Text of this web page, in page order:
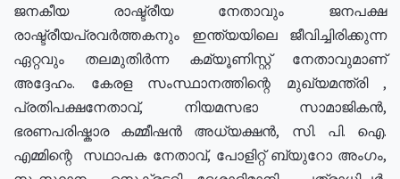
ജനകീയ രാഷ്ട്രീയ നേതാവും ജനപക്ഷ
രാഷ്ട്രീയപ്രവർത്തകനും ഇന്ത്യയിലെ ജീവിച്ചിരിക്കുന്ന
ഏറ്റവും തലമുതിർന്ന കമ്യൂണിസ്റ്റ് നേതാവുമാണ്
അദ്ദേഹം. കേരള സംസ്ഥാനത്തിന്റെ മുഖ്യമന്ത്രി ,
പ്രതിപക്ഷനേതാവ്, നിയമസഭാ സാമാജികൻ,
ഭരണപരിഷ്കാര കമ്മീഷൻ അധ്യക്ഷൻ, സി. പി. ഐ.
എമ്മിന്റെ സഥാപക നേതാവ്, പോളിറ്റ് ബ്യുറോ അംഗം,